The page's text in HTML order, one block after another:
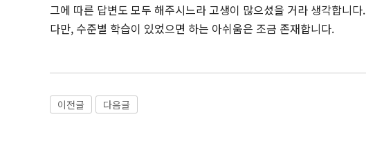
그에 따른 답변도 모두 해주시느라 고생이 많으셨을 거라 생각합니다.
다만, 수준별 학습이 있었으면 하는 아쉬움은 조금 존재합니다.
이전글 다음글